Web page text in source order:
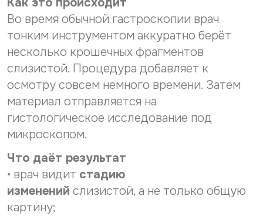
Во время обычной гастроскопии врач
тонким инструментом аккуратно берёт
несколько крошечных фрагментов
слизистой. Процедура добавляет к
осмотру совсем немного времени. Затем
материал отправляется на
гистологическое исследование под
микроскопом.
Что даёт результат
• врач видит стадию
изменений слизистой, а не только общую
картину;
ы
х
а
н
н
ы
х
*
д
а
н
н
ы
х
*
Даю согласие наобработку персональных данных
Даю согласие на получение информационной
рассылки
Отправить
После анализа заявки Вам ответят электронным
письмом на указанный Вами e-mail.
Срок обработки заявки - до 2-х рабочих дней.
Ввиду высокой загруженности наших докторов дата
и время приема могут отличаться от Вашего
пожелания в интернет-заявке.